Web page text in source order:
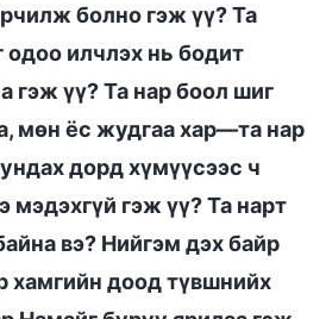
болно гэж үү? Та
одоо илчлэх нь бодит
гэж үү? Та нар боол шиг
мөн ёс жудгаа хар—та нар
дорд хүмүүсээс ч
мэдэхгүй гэж үү? Та нарт
вэ? Нийгэм дэх байр
хамгийн доод түвшнийх